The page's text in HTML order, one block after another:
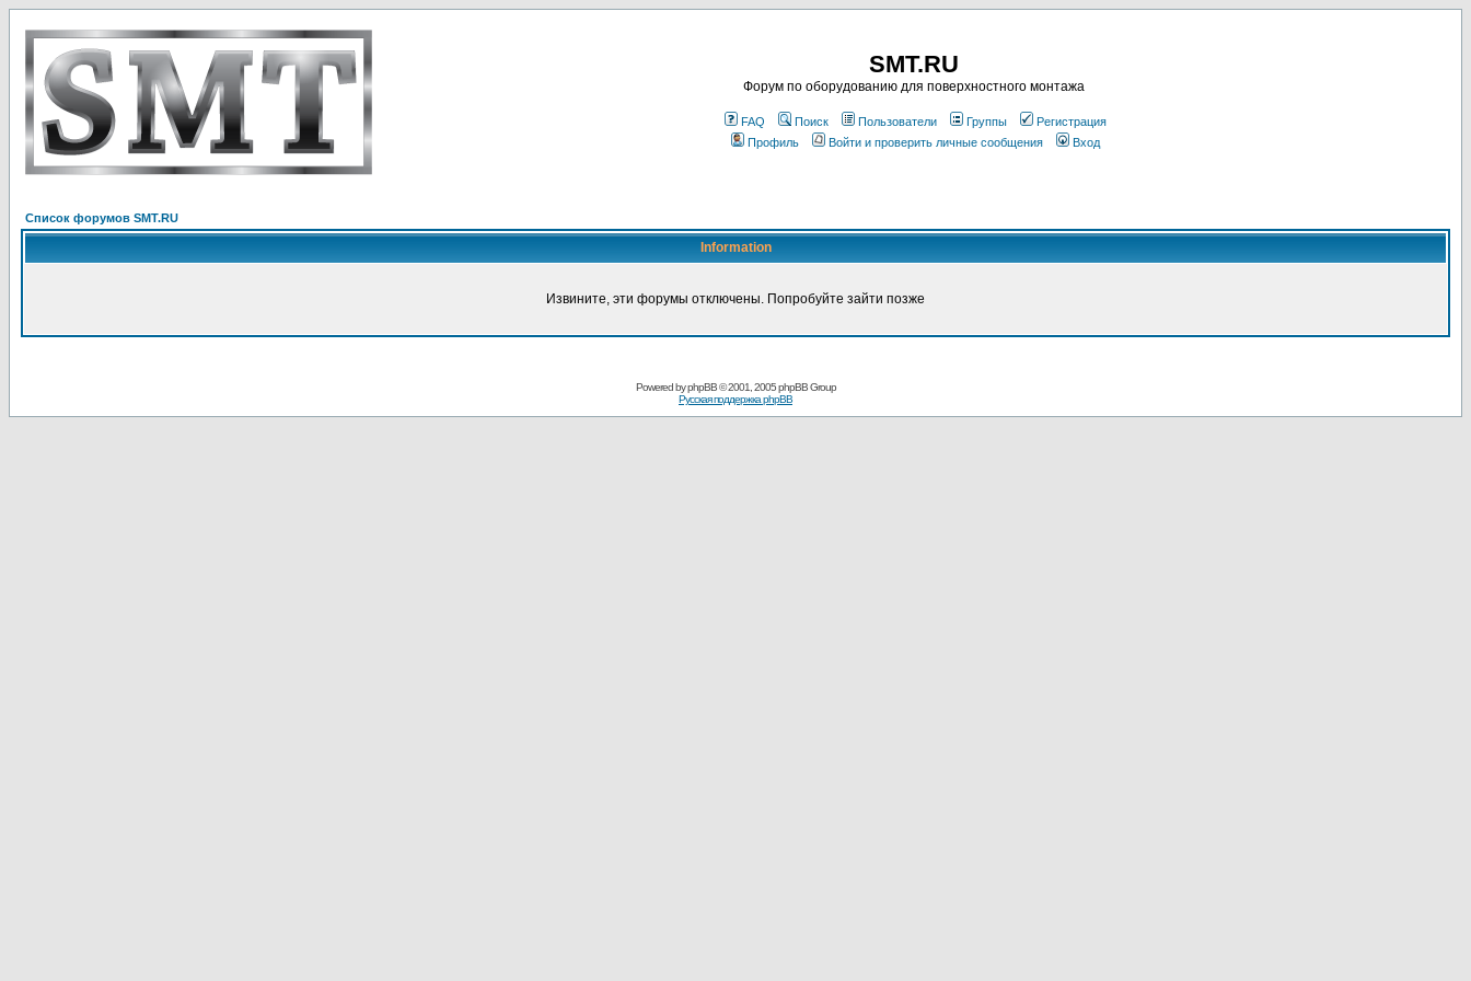
SMT.RU
Форум по оборудованию для поверхностного монтажа
FAQ Поиск Пользователи Группы
Регистрация
Профиль
Войти и проверить личные сообщения Вход
Список форумов SMT.RU
Information
Извините, эти форумы отключены. Попробуйте зайти позже
Powered byphpBB© 2001, 2005 phpBB Group
Русская поддержка phpBB